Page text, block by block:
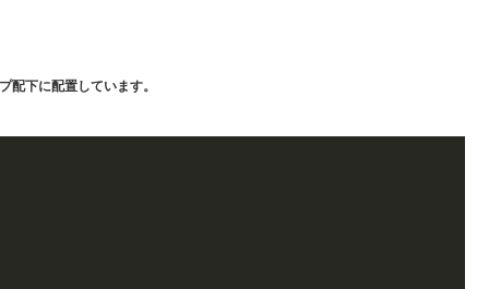
下に配置しています。